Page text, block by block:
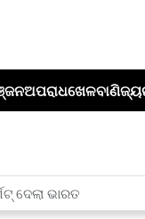
ଅପରାଧଖେଳବାଣିଜ୍ୟ
ଦେଲା ଭାରତ